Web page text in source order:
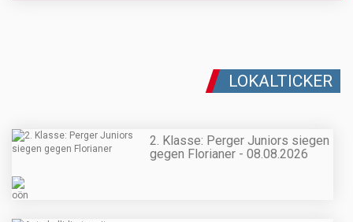
LOKALTICKER
2. Klasse: Perger Juniors siegen
gegen Florianer - 08.08.2026